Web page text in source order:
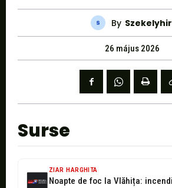
By Szekelyhir
26 május 2026
Surse
ZIAR HARGHITA